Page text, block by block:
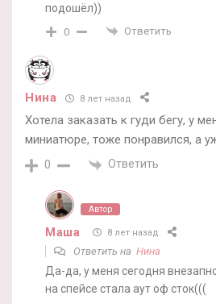
подошёл))
0 Ответить
Нина 8 лет назад
Хотела заказать к гуди бегу, у
миниатюре, тоже понравился, а
0 Ответить
Автор
Маша 8 лет назад
Ответить на Нина
Да-да, у меня сегодня
на спейсе стала аут оф сток(((